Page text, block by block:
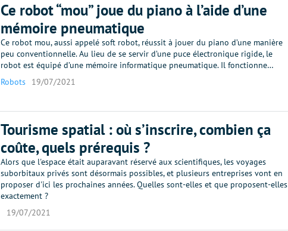
Ce robot “mou” joue du piano à l’aide d’une
mémoire pneumatique
Ce robot mou, aussi appelé soft robot, réussit à jouer du piano d’une manière
peu conventionnelle. Au lieu de se servir d’une puce électronique rigide, le
robot est équipé d’une mémoire informatique pneumatique. Il fonctionne…
Robots
19/07/2021
Tourisme spatial : où s’inscrire, combien ça
coûte, quels prérequis ?
Alors que l'espace était auparavant réservé aux scientifiques, les voyages
suborbitaux privés sont désormais possibles, et plusieurs entreprises vont en
proposer d'ici les prochaines années. Quelles sont-elles et que proposent-elles
exactement ?
19/07/2021